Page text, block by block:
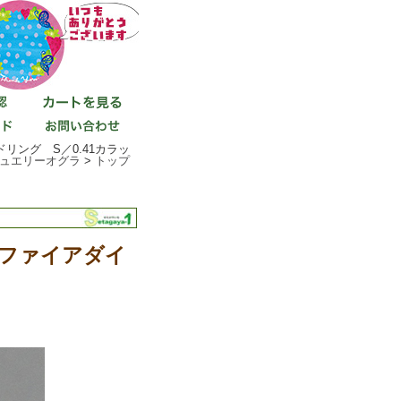
リング S／0.41カラッ
エリーオグラ > トップ
ァイアダイ